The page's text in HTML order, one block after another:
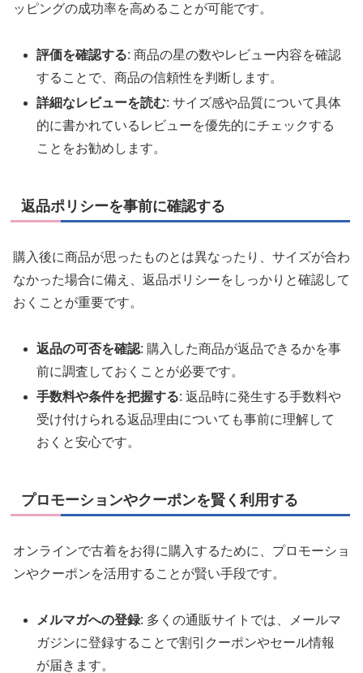
ッピングの成功率を高めることが可能です。
評価を確認する: 商品の星の数やレビュー内容を確認
することで、商品の信頼性を判断します。
詳細なレビューを読む: サイズ感や品質について具体
的に書かれているレビューを優先的にチェックする
ことをお勧めします。
返品ポリシーを事前に確認する
購入後に商品が思ったものとは異なったり、サイズが合わ
なかった場合に備え、返品ポリシーをしっかりと確認して
おくことが重要です。
返品の可否を確認: 購入した商品が返品できるかを事
前に調査しておくことが必要です。
手数料や条件を把握する: 返品時に発生する手数料や
受け付けられる返品理由についても事前に理解して
おくと安心です。
プロモーションやクーポンを賢く利用する
オンラインで古着をお得に購入するために、プロモーショ
ンやクーポンを活用することが賢い手段です。
メルマガへの登録: 多くの通販サイトでは、メールマ
ガジンに登録することで割引クーポンやセール情報
が届きます。